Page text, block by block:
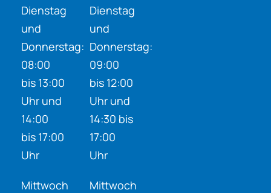
Dienstag
und
Donnerstag:
08:00
bis 13:00
Uhr und
14:00
bis 17:00
Uhr
Mittwoch
Dienstag
und
Donnerstag:
09:00
bis 12:00
Uhr und
14:30 bis
17:00
Uhr
Mittwoch